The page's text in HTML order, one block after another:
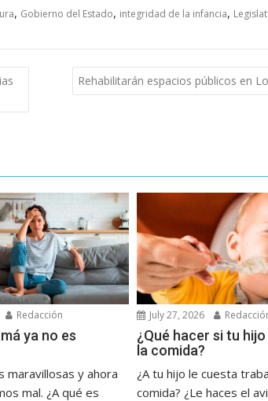
, Gobierno del Estado, integridad de la infancia,
Rehabilitarán espacios públicos en
Redacción
ya no es
maravillosas y ahora
mal. ¿A qué es
July 27, 2026
¿Qué hacer si tu
la comida?
¿A tu hijo le cuesta
comida? ¿Le haces el